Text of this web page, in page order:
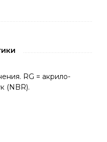
RG = акрило-
(NBR).